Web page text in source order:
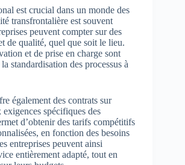
est crucial dans un monde des
transfrontalière est souvent
peuvent compter sur des
de qualité, quel que soit le lieu.
et de prise en charge sont
standardisation des processus à
également des contrats sur
exigences spécifiques des
d’obtenir des tarifs compétitifs
en fonction des besoins
entreprises peuvent ainsi
entièrement adapté, tout en